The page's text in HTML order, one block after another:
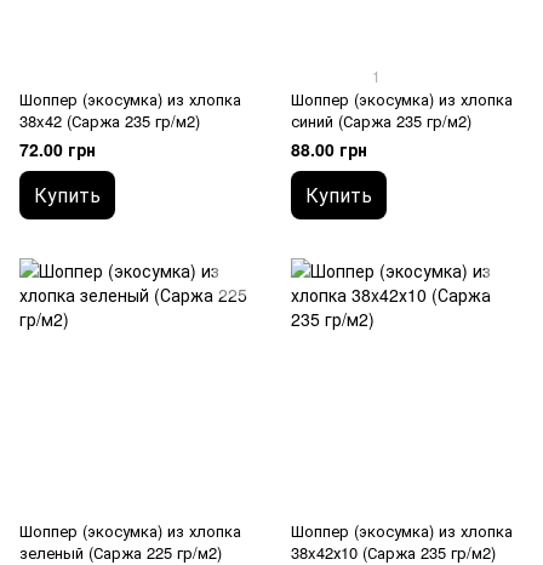
Шоппер (экосумка) из хлопка
38x42 (Саржа 235 гр/м2)
72.00 грн
Купить
1
Шоппер (экосумка) из хлопка
синий (Саржа 235 гр/м2)
88.00 грн
Купить
Шоппер (экосумка) из хлопка
зеленый (Саржа 225 гр/м2)
Шоппер (экосумка) из хлопка
38x42х10 (Саржа 235 гр/м2)